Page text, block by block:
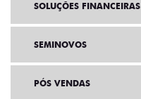
SOLUÇÕES FINANCEIRAS
SEMINOVOS
PÓS VENDAS